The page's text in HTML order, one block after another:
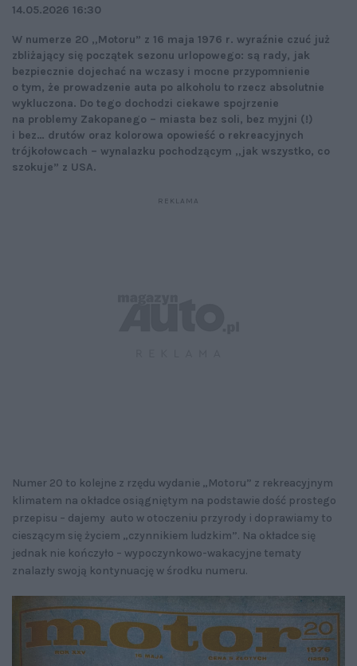
14.05.2026 16:30
W numerze 20 „Motoru” z 16 maja 1976 r. wyraźnie czuć już
zbliżający się początek sezonu urlopowego: są rady, jak
bezpiecznie dojechać na wczasy i mocne przypomnienie
o tym, że prowadzenie auta po alkoholu to rzecz absolutnie
wykluczona. Do tego dochodzi ciekawe spojrzenie
na problemy Zakopanego – miasta bez soli, bez myjni (!)
i bez… drutów oraz kolorowa opowieść o rekreacyjnych
trójkołowcach – wynalazku pochodzącym „jak wszystko, co
szokuje” z USA.
Numer 20 to kolejne z rzędu wydanie „Motoru” z rekreacyjnym
klimatem na okładce osiągniętym na podstawie dość prostego
przepisu – dajemy auto w otoczeniu przyrody i doprawiamy to
cieszącym się życiem „czynnikiem ludzkim”. Na okładce się
jednak nie kończyło – wypoczynkowo-wakacyjne tematy
znalazły swoją kontynuację w środku numeru.